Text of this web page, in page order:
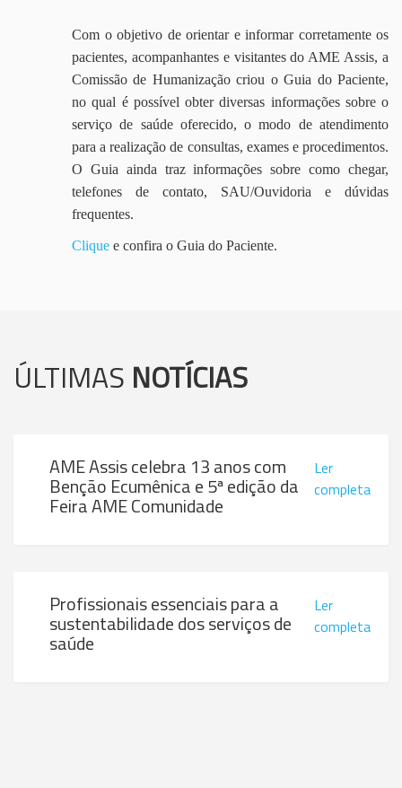
Com o objetivo de orientar e informar corretamente os
pacientes, acompanhantes e visitantes do AME Assis, a
Comissão de Humanização criou o Guia do Paciente,
no qual é possível obter diversas informações sobre o
serviço de saúde oferecido, o modo de atendimento
para a realização de consultas, exames e procedimentos.
O Guia ainda traz informações sobre como chegar,
telefones de contato, SAU/Ouvidoria e dúvidas
frequentes.
Clique e confira o Guia do Paciente.
ÚLTIMAS NOTÍCIAS
AME Assis celebra 13 anos com
Benção Ecumênica e 5ª edição da
Feira AME Comunidade
Ler
completa
Profissionais essenciais para a
sustentabilidade dos serviços de
saúde
Ler
completa